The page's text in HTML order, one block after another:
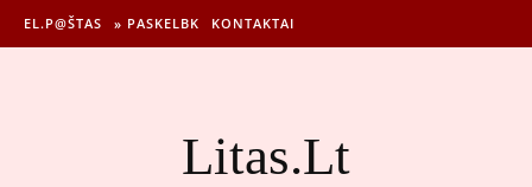
EL.P@ŠTAS » PASKELBK KONTAKTAI
Litas.Lt